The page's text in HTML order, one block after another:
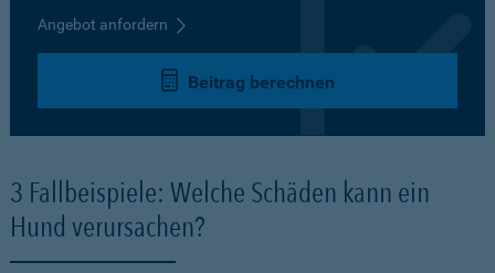
Angebot anfordern
Beitrag berechnen
3 Fallbeispiele: Welche Schäden kann ein
Hund verursachen?